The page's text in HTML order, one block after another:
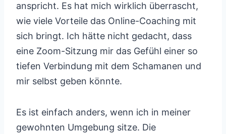
anspricht. Es hat mich wirklich überrascht,
wie viele Vorteile das Online-Coaching mit
sich bringt. Ich hätte nicht gedacht, dass
eine Zoom-Sitzung mir das Gefühl einer so
tiefen Verbindung mit dem Schamanen und
mir selbst geben könnte.
Es ist einfach anders, wenn ich in meiner
gewohnten Umgebung sitze. Die